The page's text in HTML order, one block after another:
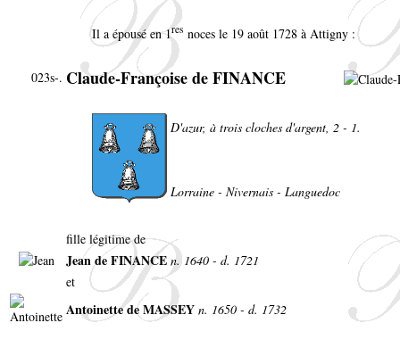
Il a épousé en 1res noces le 19 août 1728 à Attigny :
023s-. Claude-Françoise de FINANCE
D'azur, à trois cloches d'argent, 2 - 1.
Lorraine - Nivernais - Languedoc
fille légitime de
Jean de FINANCE n. 1640 - d. 1721
et
Antoinette de MASSEY n. 1650 - d. 1732